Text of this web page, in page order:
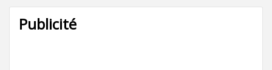
Publicité